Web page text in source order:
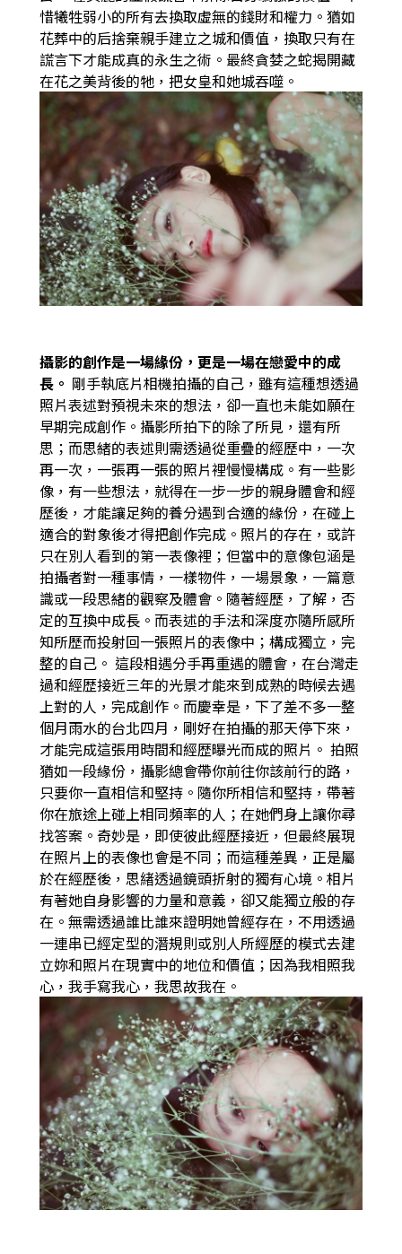
惜犧牲弱小的所有去換取虛無的錢財和權力。猶如
花葬中的后捨棄親手建立之城和價值，換取只有在
謊言下才能成真的永生之術。最終貪婪之蛇揭開藏
在花之美背後的牠，把女皇和她城吞噬。
攝影的創作是一場緣份，更是一場在戀愛中的成
長。 剛手執底片相機拍攝的自己，雖有這種想透過
照片表述對預視未來的想法，卻一直也未能如願在
早期完成創作。攝影所拍下的除了所見，還有所
思；而思緒的表述則需透過從重疊的經歷中，一次
再一次，一張再一張的照片裡慢慢構成。有一些影
像，有一些想法，就得在一步一步的親身體會和經
歷後，才能讓足夠的養分遇到合適的緣份，在碰上
適合的對象後才得把創作完成。照片的存在，或許
只在別人看到的第一表像裡；但當中的意像包涵是
拍攝者對一種事情，一樣物件，一場景象，一篇意
識或一段思緒的觀察及體會。隨著經歷，了解，否
定的互換中成長。而表述的手法和深度亦隨所感所
知所歷而投射回一張照片的表像中；構成獨立，完
整的自己。 這段相遇分手再重遇的體會，在台灣走
過和經歴接近三年的光景才能來到成熟的時候去遇
上對的人，完成創作。而慶幸是，下了差不多一整
個月雨水的台北四月，剛好在拍攝的那天停下來，
才能完成這張用時間和經歴曝光而成的照片。 拍照
猶如一段緣份，攝影總會帶你前往你該前行的路，
只要你一直相信和堅持。隨你所相信和堅持，帶著
你在旅途上碰上相同頻率的人；在她們身上讓你尋
找答案。奇妙是，即使彼此經歷接近，但最終展現
在照片上的表像也會是不同；而這種差異，正是屬
於在經歷後，思緖透過鏡頭折射的獨有心境。相片
有著她自身影響的力量和意義，卻又能獨立般的存
在。無需透過誰比誰來證明她曾經存在，不用透過
一連串已經定型的潛規則或別人所經歷的模式去建
立妳和照片在現實中的地位和價值；因為我相照我
心，我手寫我心，我思故我在。